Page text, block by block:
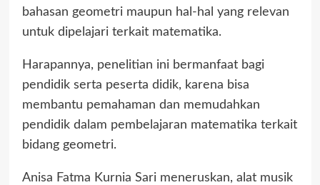
bahasan geometri maupun hal-hal yang relevan
untuk dipelajari terkait matematika.
Harapannya, penelitian ini bermanfaat bagi
pendidik serta peserta didik, karena bisa
membantu pemahaman dan memudahkan
pendidik dalam pembelajaran matematika terkait
bidang geometri.
Anisa Fatma Kurnia Sari meneruskan, alat musik